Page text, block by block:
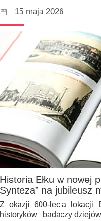
15 maja 2026
Historia Ełku w nowej
Synteza” na jubileusz
Z okazji 600-lecia lokacji
historyków i badaczy